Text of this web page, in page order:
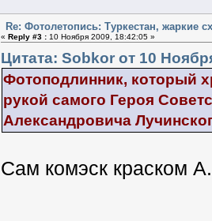
Re: Фотолетопись: Туркестан, жаркие
« Reply #3 :10 Ноября 2009, 18:42:05 »
Цитата: Sobkor от 10
Фотоподлинник, который
рукой самого Героя
Александровича
Сам комэск краском